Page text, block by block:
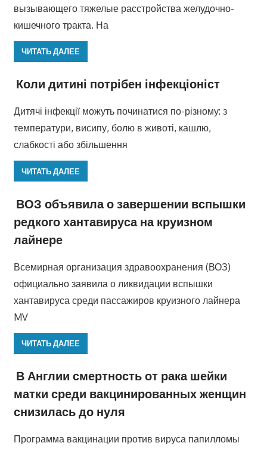
вызывающего тяжелые расстройства желудочно-
кишечного тракта. На
ЧИТАТЬ ДАЛЕЕ
Коли дитині потрібен інфекціоніст
Дитячі інфекції можуть починатися по-різному: з
температури, висипу, болю в животі, кашлю,
слабкості або збільшення
ЧИТАТЬ ДАЛЕЕ
ВОЗ объявила о завершении вспышки
редкого хантавируса на круизном
лайнере
Всемирная организация здравоохранения (ВОЗ)
официально заявила о ликвидации вспышки
хантавируса среди пассажиров круизного лайнера
MV
ЧИТАТЬ ДАЛЕЕ
В Англии смертность от рака шейки
матки среди вакцинированных женщин
снизилась до нуля
Программа вакцинации против вируса папилломы